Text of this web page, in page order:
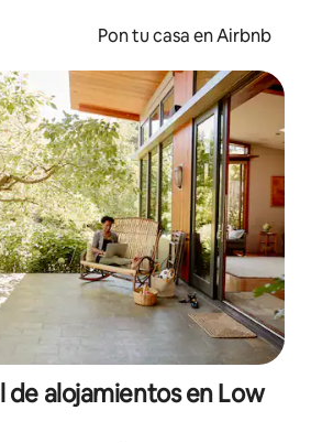
Pon tu casa en Airbnb
de alojamientos en Low